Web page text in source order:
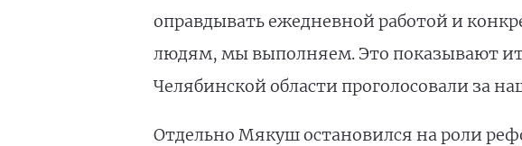
оправдывать ежедневной работой и
людям, мы выполняем. Это показывают
Челябинской области проголосовали за
Отдельно Мякуш остановился на роли